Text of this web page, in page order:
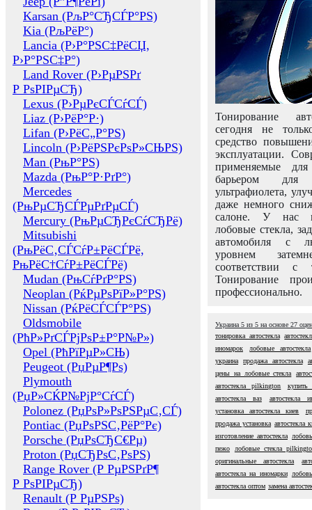
Karsan (РљР°СЂСЃР°РЅ)
Kia (РљРёР°)
Lancia (Р›Р°РЅС‡РёСЏ,
Р›Р°РЅС‡Р°)
Land Rover (Р›РµРЅРґ
Р РѕРІРµСЂ)
Lexus (Р›РµРєСЃСѓСЃ)
Liaz (Р›РёР°Р·)
Lifan (Р›РёС„Р°РЅ)
Lincoln (Р›РёРЅРєРѕР»СЊРЅ)
Man (РњР°РЅ)
Mazda (РњР°Р·РґР°)
Mercedes
(РњРµСЂСЃРµРґРµСЃ)
Mercury (РњРµСЂРєСѓСЂРё)
Mitsubishi
(РњРёС‚СЃСѓР±РёСЃРё,
РњРёС†СѓР±РёСЃРё)
Mudan (РњСѓРґР°РЅ)
Neoplan (РќРµРѕРїР»Р°РЅ)
Nissan (РќРёСЃСЃР°РЅ)
Oldsmobile
(РћР»РґСЃРјРѕР±Р°Р№Р»)
Opel (РћРїРµР»СЊ)
Peugeot (РџРµР¶Рѕ)
Plymouth
(РџР»СЌР№РјР°СѓСЃ)
Polonez (РџРѕР»РѕРЅРµС‚СЃ)
Pontiac (РџРѕРЅС‚РёР°Рє)
Porsche (РџРѕСЂС€Рµ)
Proton (РџСЂРѕС‚РѕРЅ)
Range Rover (Р РµРЅРґР¶
Р РѕРІРµСЂ)
Renault (Р РµРЅРѕ)
Тонирование
сегодня не
средство
эксплуатации.
применяемые
барьером для
ультрафиолета,
даже немного
салоне. У нас
лобовые стекла,
автомобиля с
уровнем
соответствии с
Тонирование
профессионально.
Украина 5 из 5 на основе 27
тонировка автостекла
иномарок
лобовые автостекла
украина
продажа автостекла
цены на лобовые стекла
автостекла pilkington
купить
автостекла ваз
автостекла
установка автостекла киев
продажа установка автостекла
изготовление автостекла
пежо
лобовые стекла
оригинальные автостекла
автостекла на иномарки
автостекла оптом замена